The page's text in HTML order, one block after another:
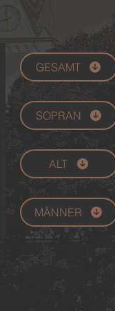
GESAMT
SOPRAN
ALT
MÄNNER